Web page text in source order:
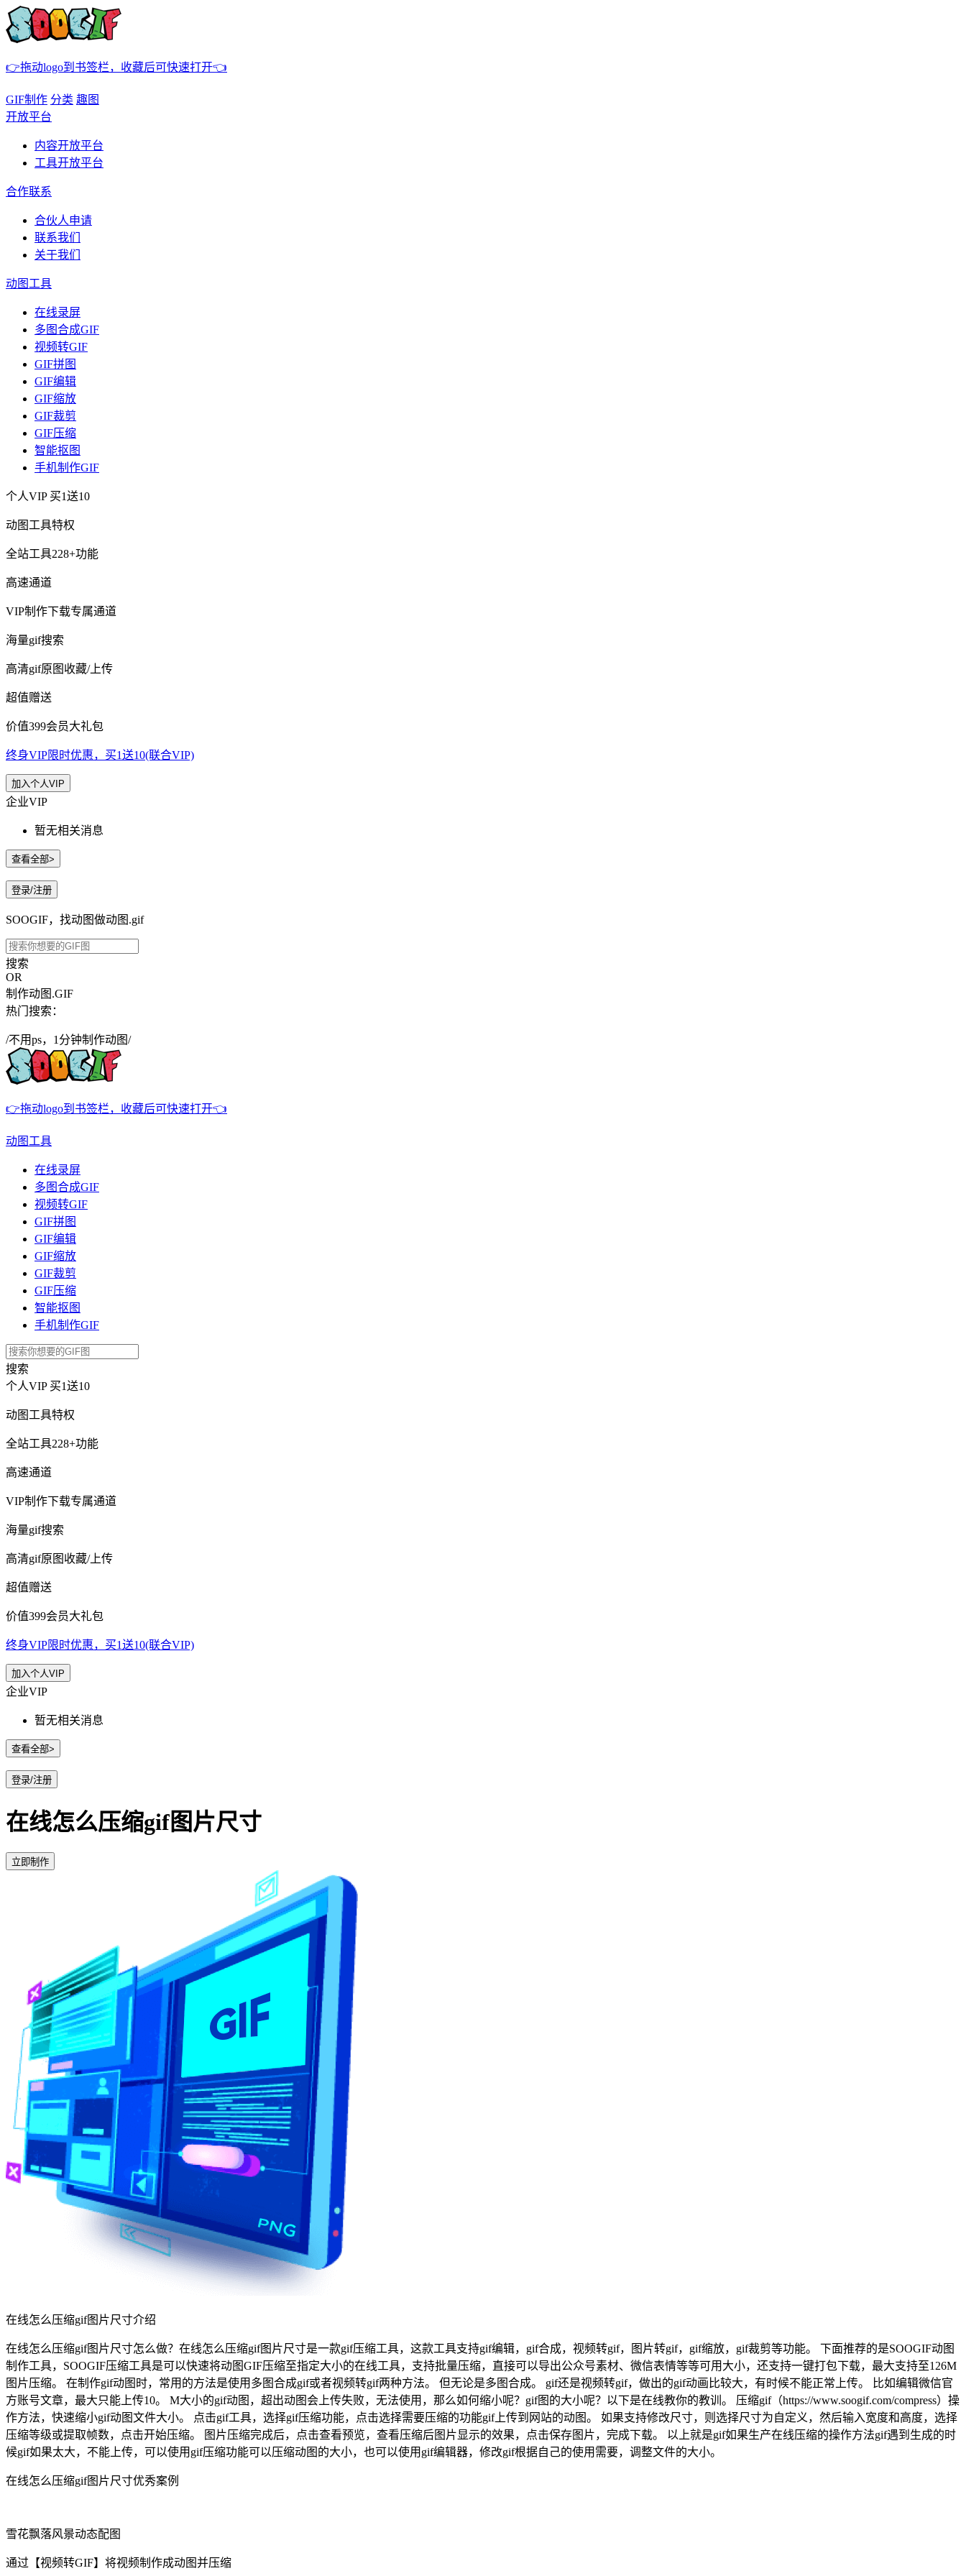
👉拖动logo到书签栏，收藏后可快速打开👈
GIF制作 分类 趣图
开放平台
内容开放平台
工具开放平台
合作联系
合伙人申请
联系我们
关于我们
动图工具
在线录屏
多图合成GIF
视频转GIF
GIF拼图
GIF编辑
GIF缩放
GIF裁剪
GIF压缩
智能抠图
手机制作GIF
个人VIP 买1送10
动图工具特权
全站工具228+功能
高速通道
VIP制作下载专属通道
海量gif搜索
高清gif原图收藏/上传
超值赠送
价值399会员大礼包
终身VIP限时优惠，买1送10(联合VIP)
加入个人VIP
企业VIP
暂无相关消息
查看全部>
登录/注册
SOOGIF，找动图做动图.gif
搜索
OR
制作动图.GIF
热门搜索：
/不用ps，1分钟制作动图/
👉拖动logo到书签栏，收藏后可快速打开👈
动图工具
在线录屏
多图合成GIF
视频转GIF
GIF拼图
GIF编辑
GIF缩放
GIF裁剪
GIF压缩
智能抠图
手机制作GIF
搜索
个人VIP 买1送10
动图工具特权
全站工具228+功能
高速通道
VIP制作下载专属通道
海量gif搜索
高清gif原图收藏/上传
超值赠送
价值399会员大礼包
终身VIP限时优惠，买1送10(联合VIP)
加入个人VIP
企业VIP
暂无相关消息
查看全部>
登录/注册
在线怎么压缩gif图片尺寸
立即制作
在线怎么压缩gif图片尺寸介绍
在线怎么压缩gif图片尺寸怎么做？在线怎么压缩gif图片尺寸是一款gif压缩工具，这款工具支持gif编辑，gif合成，视频转gif，图片转gif，gif缩放，gif裁剪等功能。 下面推荐的是SOOGIF动图
制作工具，SOOGIF压缩工具是可以快速将动图GIF压缩至指定大小的在线工具，支持批量压缩，直接可以导出公众号素材、微信表情等等可用大小，还支持一键打包下载，最大支持至126M
图片压缩。 在制作gif动图时，常用的方法是使用多图合成gif或者视频转gif两种方法。 但无论是多图合成。 gif还是视频转gif，做出的gif动画比较大，有时候不能正常上传。 比如编辑微信官
方账号文章，最大只能上传10。 M大小的gif动图，超出动图会上传失败，无法使用，那么如何缩小呢？gif图的大小呢？以下是在线教你的教训。 压缩gif（https://www.soogif.com/compress）操
作方法，快速缩小gif动图文件大小。 点击gif工具，选择gif压缩功能，点击选择需要压缩的功能gif上传到网站的动图。 如果支持修改尺寸，则选择尺寸为自定义，然后输入宽度和高度，选择
压缩等级或提取帧数，点击开始压缩。 图片压缩完成后，点击查看预览，查看压缩后图片显示的效果，点击保存图片，完成下载。 以上就是gif如果生产在线压缩的操作方法gif遇到生成的时
候gif如果太大，不能上传，可以使用gif压缩功能可以压缩动图的大小，也可以使用gif编辑器，修改gif根据自己的使用需要，调整文件的大小。
在线怎么压缩gif图片尺寸优秀案例